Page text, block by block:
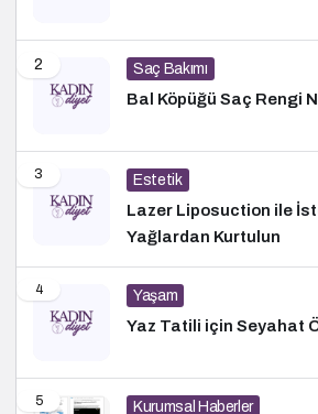
2 Saç Bakımı
Bal Köpüğü Saç Rengi
3 Estetik
Lazer Liposuction ile
Yağlardan Kurtulun
4 Yaşam
Yaz Tatili için Seyahat
5 Kurumsal Haberler